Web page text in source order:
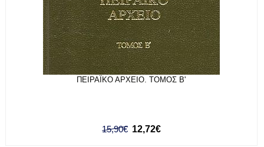
ΠΕΙΡΑΪΚΟ ΑΡΧΕΙΟ. ΤΟΜΟΣ Β'
15,90€ 12,72€